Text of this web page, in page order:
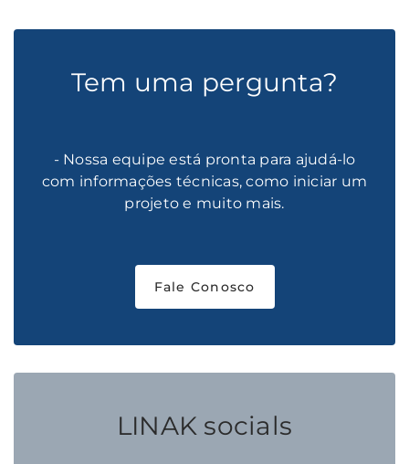
Tem uma pergunta?
- Nossa equipe está pronta para ajudá-lo
com informações técnicas, como iniciar um
projeto e muito mais.
Fale Conosco
LINAK socials